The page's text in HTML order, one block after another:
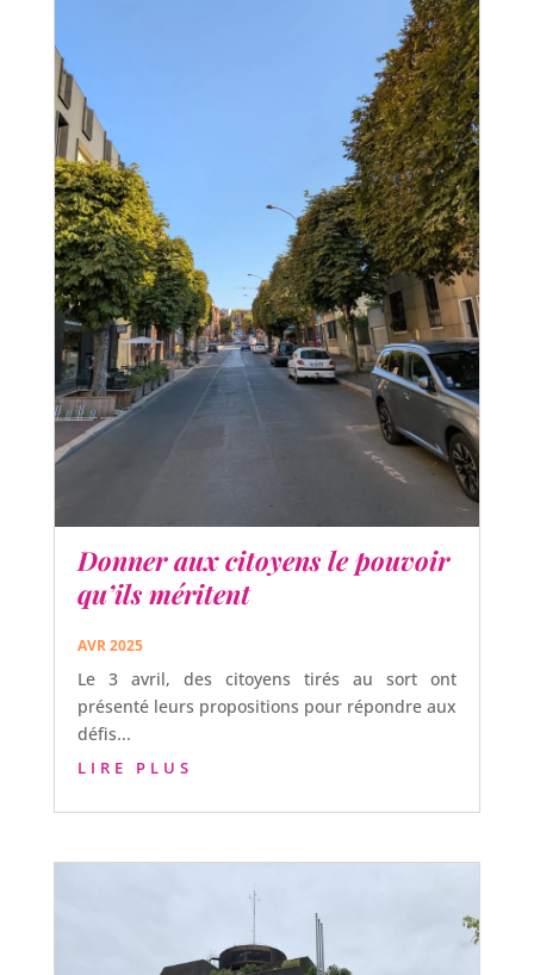
Donner aux citoyens le pouvoir
qu’ils méritent
AVR 2025
Le 3 avril, des citoyens tirés au sort ont
présenté leurs propositions pour répondre aux
défis...
LIRE PLUS